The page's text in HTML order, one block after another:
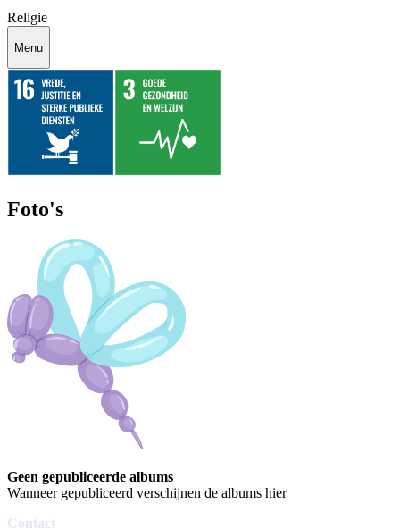
Religie
Menu
Foto's
Geen gepubliceerde albums
Wanneer gepubliceerd verschijnen de albums hier
Contact